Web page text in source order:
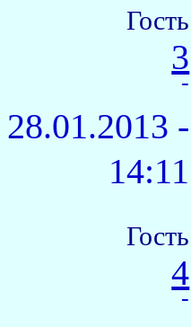
Гость
3
-
28.01.2013 -
14:11
Гость
4
-